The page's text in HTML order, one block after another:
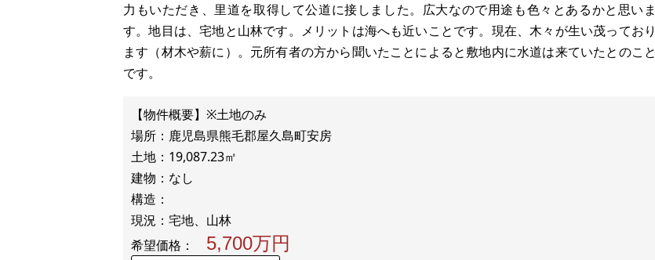
力もいただき、里道を取得して公道に接しました。広大なので用途も色々とあるかと思いま
す。地目は、宅地と山林です。メリットは海へも近いことです。現在、木々が生い茂っており
ます（材木や薪に）。元所有者の方から聞いたことによると敷地内に水道は来ていたとのこと
です。
【物件概要】※土地のみ
場所：鹿児島県熊毛郡屋久島町安房
土地：19,087.23㎡
建物：なし
構造：
希望価格：
5,700万円